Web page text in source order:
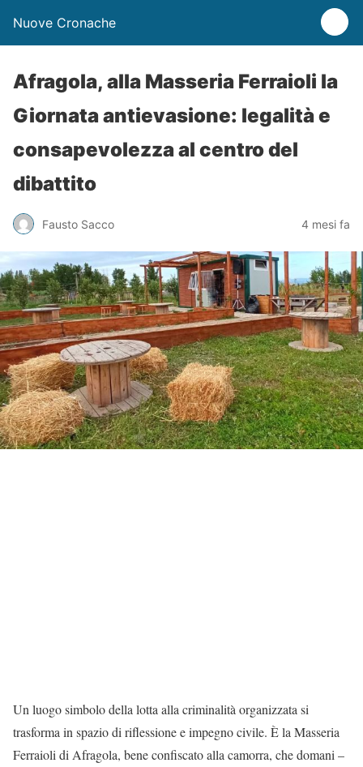
Nuove Cronache
Afragola, alla Masseria Ferraioli la
Giornata antievasione: legalità e
consapevolezza al centro del
dibattito
Fausto Sacco 4 mesi fa
Un luogo simbolo della lotta alla criminalità organizzata si
trasforma in spazio di riflessione e impegno civile. È la Masseria
Ferraioli di Afragola, bene confiscato alla camorra, che domani –